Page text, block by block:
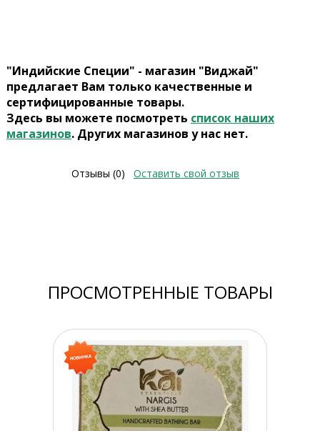
"Индийские Специи" - магазин "Виджай"
предлагает Вам только качественные и
сертифицированные товары.
Здесь вы можете посмотреть список наших
магазинов. Других магазинов у нас нет.
Отзывы (0) Оставить свой отзыв
ПРОСМОТРЕННЫЕ ТОВАРЫ